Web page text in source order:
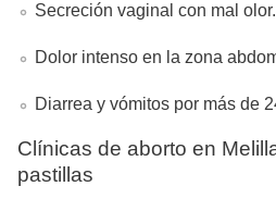
Secreción vaginal con mal olor.
Dolor intenso en la zona
Diarrea y vómitos por más de
Clínicas de aborto en
pastillas